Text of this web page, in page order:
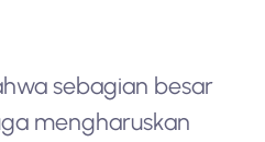
sebagian besar
mengharuskan